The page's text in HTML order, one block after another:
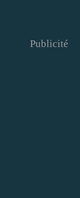
Publicité